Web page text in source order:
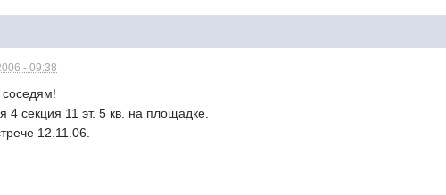
- 09:38
4 секция 11 эт. 5 кв. на площадке.
12.11.06.